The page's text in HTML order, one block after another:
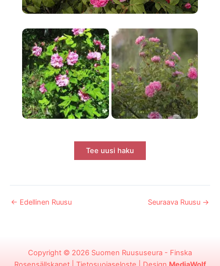
Tee uusi haku
← Edellinen Ruusu Seuraava Ruusu →
Copyright © 2026 Suomen Ruususeura - Finska